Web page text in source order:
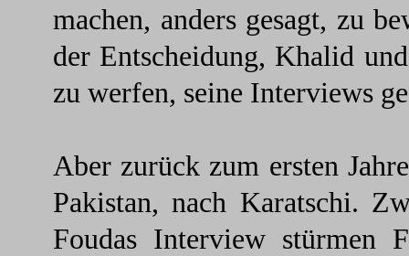
machen, anders gesagt, zu
der Entscheidung, Khalid
zu werfen, seine Interviews
Aber zurück zum ersten
Pakistan, nach Karatschi.
Foudas Interview stürmen